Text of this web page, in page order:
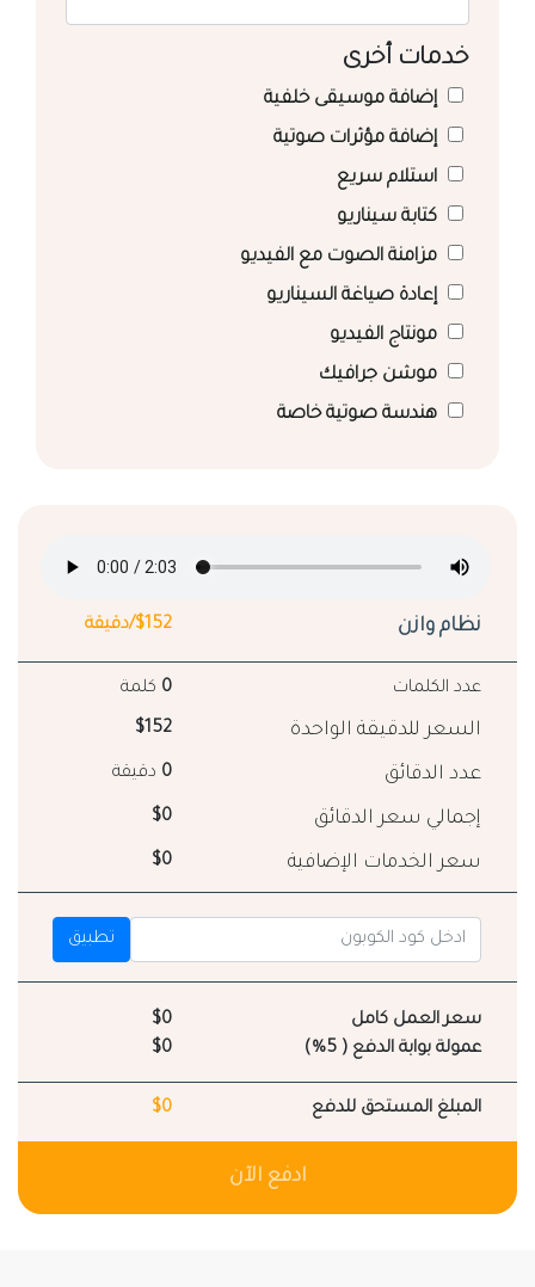
خدمات أخرى
إضافة موسيقى خلفية
إضافة مؤثرات صوتية
استلام سريع
كتابة سيناريو
مزامنة الصوت مع الفيديو
إعادة صياغة السيناريو
مونتاج الفيديو
موشن جرافيك
هندسة صوتية خاصة
نظام وازن $152/دقيقة
عدد الكلمات 0 كلمة
السعر للدقيقة الواحدة $152
عدد الدقائق 0 دقيقة
إجمالي سعر الدقائق $0
سعر الخدمات الإضافية $0
تطبيق
سعر العمل كامل
$0
عمولة بوابة الدفع ( 5%)
$0
المبلغ المستحق للدفع $0
ادفع الآن